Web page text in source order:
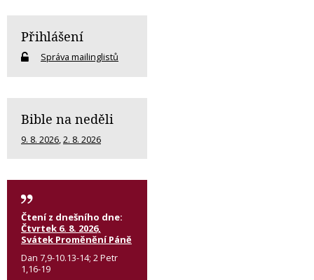
Přihlášení
Správa mailinglistů
Bible na neděli
9. 8. 2026,2. 8. 2026
Čtení z dnešního dne:
Čtvrtek 6. 8. 2026,
Svátek Proměnění Páně
Dan 7,9-10.13-14; 2 Petr
1,16-19